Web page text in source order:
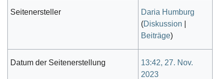
Seitenersteller
Daria Humburg
(Diskussion
Beiträge)
Datum der Seitenerstellung
13:42, 27. Nov.
2023